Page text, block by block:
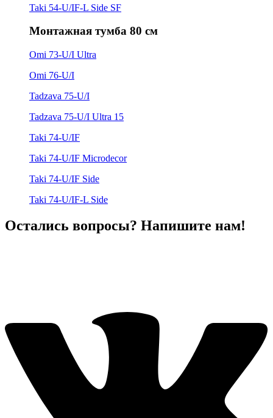
Taki 54-U/IF-L Side SF
Монтажная тумба 80 см
Omi 73-U/I Ultra
Omi 76-U/I
Tadzava 75-U/I
Tadzava 75-U/I Ultra 15
Taki 74-U/IF
Taki 74-U/IF Microdecor
Taki 74-U/IF Side
Taki 74-U/IF-L Side
Остались вопросы? Напишите нам!